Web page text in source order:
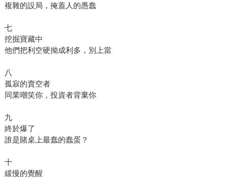
複雜的設局，掩蓋人的愚蠢
七
挖掘寶藏中
他們把利空硬拗成利多，別上當
八
孤寂的賣空者
同業嘲笑你，投資者背棄你
九
終於爆了
誰是賭桌上最蠢的蠢蛋？
十
緩慢的覺醒